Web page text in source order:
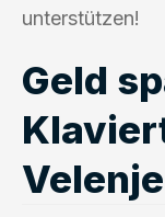
unterstützen!
Geld
Velenje